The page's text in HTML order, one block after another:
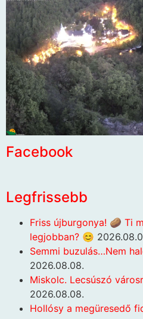
Facebook
Legfrissebb
Friss újburgonya! 🥔 Ti
legjobban? 😊
Semmi buzulás…Nem
2026.08.08.
Miskolc. Lecsúszó
2026.08.08.
Hollósy a megüresedő